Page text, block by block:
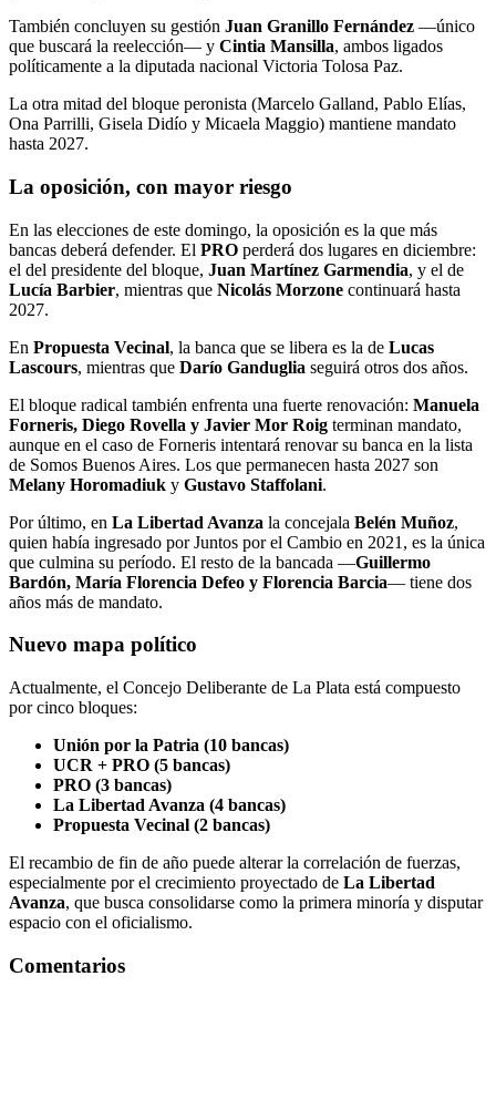
También concluyen su gestión Juan Granillo Fernández —único
que buscará la reelección— y Cintia Mansilla, ambos ligados
políticamente a la diputada nacional Victoria Tolosa Paz.
La otra mitad del bloque peronista (Marcelo Galland, Pablo Elías,
Ona Parrilli, Gisela Didío y Micaela Maggio) mantiene mandato
hasta 2027.
La oposición, con mayor riesgo
En las elecciones de este domingo, la oposición es la que más
bancas deberá defender. El PRO perderá dos lugares en diciembre:
el del presidente del bloque, Juan Martínez Garmendia, y el de
Lucía Barbier, mientras que Nicolás Morzone continuará hasta
2027.
En Propuesta Vecinal, la banca que se libera es la de Lucas
Lascours, mientras que Darío Ganduglia seguirá otros dos años.
El bloque radical también enfrenta una fuerte renovación: Manuela
Forneris, Diego Rovella y Javier Mor Roig terminan mandato,
aunque en el caso de Forneris intentará renovar su banca en la lista
de Somos Buenos Aires. Los que permanecen hasta 2027 son
Melany Horomadiuk y Gustavo Staffolani.
Por último, en La Libertad Avanza la concejala Belén Muñoz,
quien había ingresado por Juntos por el Cambio en 2021, es la única
que culmina su período. El resto de la bancada —Guillermo
Bardón, María Florencia Defeo y Florencia Barcia— tiene dos
años más de mandato.
Nuevo mapa político
Actualmente, el Concejo Deliberante de La Plata está compuesto
por cinco bloques:
Unión por la Patria (10 bancas)
UCR + PRO (5 bancas)
PRO (3 bancas)
La Libertad Avanza (4 bancas)
Propuesta Vecinal (2 bancas)
El recambio de fin de año puede alterar la correlación de fuerzas,
especialmente por el crecimiento proyectado de La Libertad
Avanza, que busca consolidarse como la primera minoría y disputar
espacio con el oficialismo.
Comentarios